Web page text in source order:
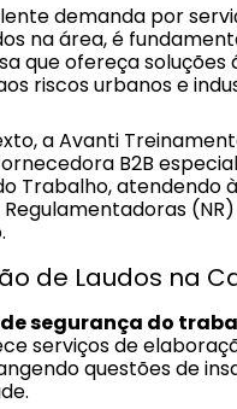
demanda por
na área, é
que ofereça soluções
riscos urbanos e
a Avanti
B2B
Trabalho, atendendo
de Laudos na
segurança do
serviços de
questões de